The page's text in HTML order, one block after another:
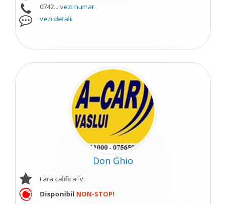
0742... vezi numar
vezi detalii
Don Ghio
Fara calificativ
Disponibil NON-STOP!